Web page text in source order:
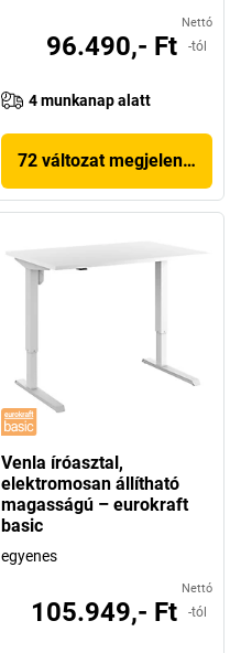
Nettó
96.490,- Ft -tól
4 munkanap alatt
72 változat megjelenítése
Venla íróasztal,
elektromosan állítható
magasságú – eurokraft
basic
egyenes
Nettó
105.949,- Ft -tól